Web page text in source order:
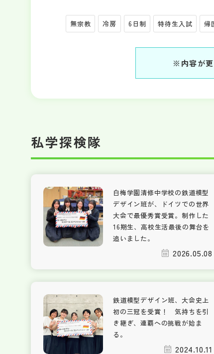
無宗教 冷房 6日制 特待生入試 帰
※内容が更
私学探検隊
白梅学園清修中学校の鉄道模型
デザイン班が、ドイツでの世界
大会で最優秀賞受賞。制作した
16期生、高校生活最後の舞台を
追いました。
2026.05.08
鉄道模型デザイン班、大会史上
初の三冠を受賞！ 気持ちを引
き継ぎ、連覇への挑戦が始ま
る。
2024.10.11